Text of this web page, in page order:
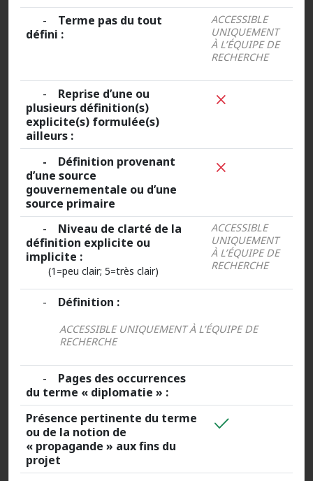
- Terme pas du tout
défini :
ACCESSIBLE
UNIQUEMENT
À L’ÉQUIPE DE
RECHERCHE
- Reprise d’une ou
plusieurs définition(s)
explicite(s) formulée(s)
ailleurs :
- Définition provenant
d’une source
gouvernementale ou d’une
source primaire
- Niveau de clarté de la
définition explicite ou
implicite :
(1=peu clair; 5=très clair)
ACCESSIBLE
UNIQUEMENT
À L’ÉQUIPE DE
RECHERCHE
- Définition :
ACCESSIBLE UNIQUEMENT À L’ÉQUIPE DE
RECHERCHE
- Pages des occurrences
du terme « diplomatie » :
Présence pertinente du terme
ou de la notion de
« propagande » aux fins du
projet